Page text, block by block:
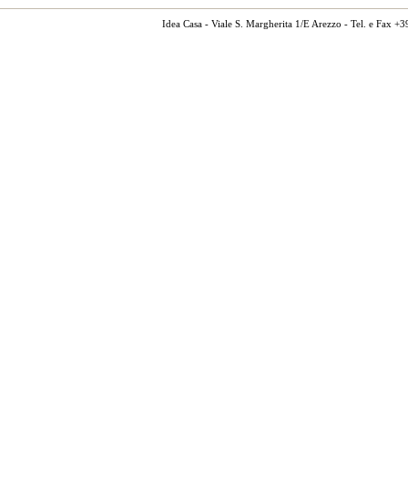
Idea Casa - Viale S. Margherita 1/E Arezzo - Tel. e Fax